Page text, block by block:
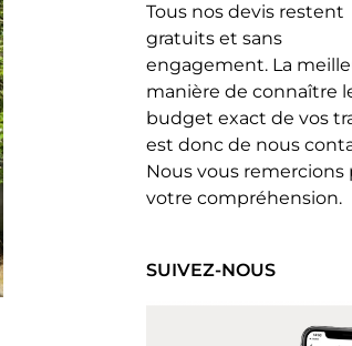
Tous nos devis restent
gratuits et sans
engagement. La
manière de connaître
budget exact de vos
est donc de nous
Nous vous remercions
votre compréhension.
SUIVEZ-NOUS